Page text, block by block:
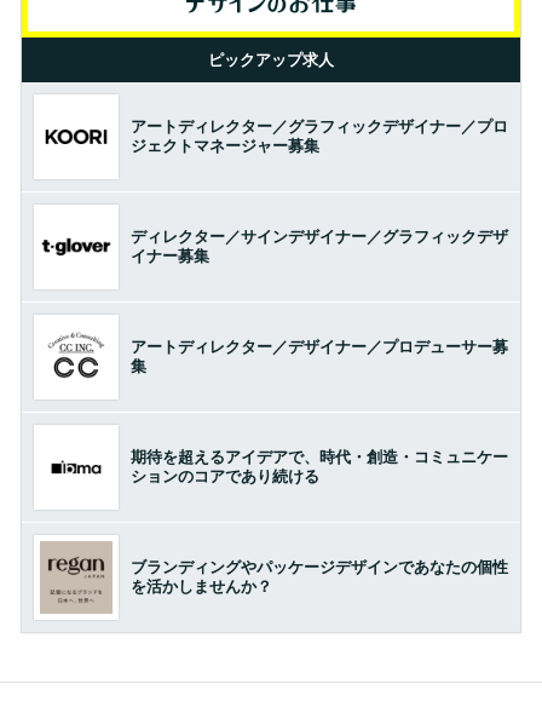
ピックアップ求人
アートディレクター／グラフィックデザイナー／プロ
ジェクトマネージャー募集
ディレクター／サインデザイナー／グラフィックデザ
イナー募集
アートディレクター／デザイナー／プロデューサー募
集
期待を超えるアイデアで、時代・創造・コミュニケー
ションのコアであり続ける
ブランディングやパッケージデザインであなたの個性
を活かしませんか？